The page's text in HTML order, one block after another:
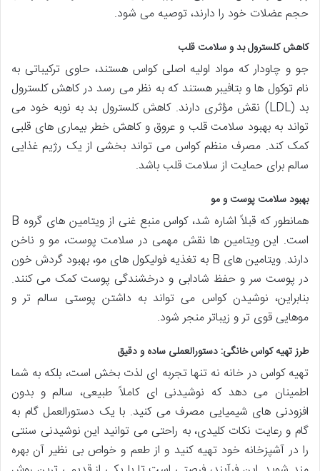
حجم عضلات خود را دارند، توصیه می شود.
کاهش کلسترول بد و سلامت قلب
جو و چاودار که مواد اولیه اصلی کواس هستند، حاوی ترکیباتی به
نام توکول ها و بتافیبر هستند که به نظر می رسد در کاهش کلسترول
بد (LDL) نقش مؤثری دارند. کاهش کلسترول بد به نوبه خود می
تواند به بهبود سلامت قلب و عروق و کاهش خطر بیماری های قلبی
کمک کند. مصرف منظم کواس می تواند بخشی از یک رژیم غذایی
سالم برای حمایت از سلامت قلب باشد.
بهبود سلامت پوست و مو
همانطور که قبلاً اشاره شد، کواس منبع غنی از ویتامین های گروه B
است. این ویتامین ها نقش مهمی در سلامت پوست، مو و ناخن
دارند. ویتامین های B به تغذیه فولیکول های مو، بهبود گردش خون
در پوست سر و حفظ شادابی و درخشندگی پوست کمک می کنند.
بنابراین، نوشیدن کواس می تواند به داشتن پوستی سالم تر و
موهایی قوی تر و زیباتر منجر شود.
طرز تهیه کواس خانگی: دستورالعملی ساده و دقیق
تهیه کواس در خانه نه تنها تجربه ای لذت بخش است، بلکه به شما
اطمینان می دهد که نوشیدنی ای کاملاً طبیعی، سالم و بدون
افزودنی های شیمیایی مصرف می کنید. با یک دستورالعمل گام به
گام و رعایت نکات کلیدی، به راحتی می توانید این نوشیدنی سنتی
را در آشپزخانه خود تهیه کنید و از طعم و خواص بی نظیر آن بهره